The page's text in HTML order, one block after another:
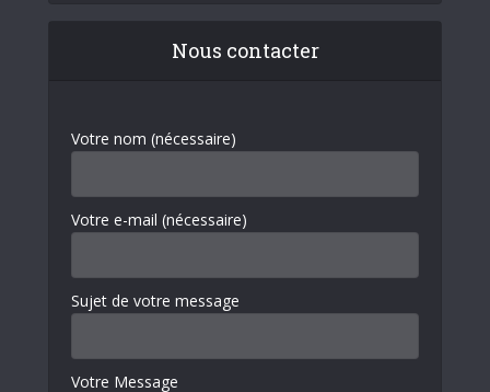
Nous contacter
Votre nom (nécessaire)
Votre e-mail (nécessaire)
Sujet de votre message
Votre Message